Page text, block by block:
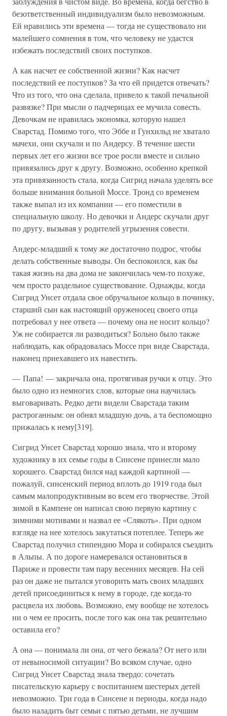
безответственный индивидуализм было невозможным.
Ей нравились эти времена — тогда не существовало ни
малейшего сомнения в том, что человеку не удастся
избежать последствий своих поступков.
А как насчет ее собственной жизни? Как насчет
последствий ее поступков? За что ей придется отвечать?
Что из того, что она сделала, привело к такой печальной
развязке? При мысли о падчерицах ее мучила совесть.
Девочкам не нравилась экономка, которую нашел
Сварстад. Помимо того, что Эббе и Гунхильд не хватало
мачехи, они скучали и по Андерсу. В течение шести
первых лет его жизни все трое росли вместе и сильно
привязались друг к другу. Возможно, особенно крепкой
эта привязанность стала, когда Сигрид начала уделять все
больше внимания больной Моссе. Тронд со временем
также выпал из их компании — его поместили в
специальную школу. Но девочки и Андерс скучали друг
по другу, вызывая у родителей угрызения совести.
Андерс-младший к тому же достаточно подрос, чтобы
делать собственные выводы. Он беспокоился, как бы
такая жизнь на два дома не закончилась чем-то похуже,
чем просто раздельное существование. Однажды, когда
Сигрид Унсет отдала свое обручальное кольцо в починку,
старший сын как настоящий оруженосец своего отца
потребовал у нее ответа — почему она не носит кольцо?
Уж не собирается ли разводиться? Больно было также
наблюдать, как обрадовалась Моссе при виде Сварстада,
наконец приехавшего их навестить.
— Папа! — закричала она, протягивая ручки к отцу. Это
было одно из немногих слов, которые она научилась
выговаривать. Редко дети видели Сварстада таким
растроганным: он обнял младшую дочь, а та беспомощно
прижалась к нему[319].
Сигрид Унсет Сварстад хорошо знала, что и второму
художнику в их семье годы в Синсене принесли мало
хорошего. Сварстад бился над каждой картиной —
пожалуй, синсенский период вплоть до 1919 года был
самым малопродуктивным во всем его творчестве. Этой
зимой в Кампене он написал свою первую картину с
зимними мотивами и назвал ее «Слякоть». При одном
взгляде на нее хотелось закутаться потеплее. Теперь же
Сварстад получил стипендию Мора и собирался съездить
в Альпы. А по дороге намеревался остановиться в
Париже и провести там пару весенних месяцев. На сей
раз он даже не пытался уговорить мать своих младших
детей присоединиться к нему в городе, где когда-то
расцвела их любовь. Возможно, ему вообще не хотелось
ни о чем ее просить, после того как она так решительно
оставила его?
А она — понимала ли она, от чего бежала? От него или
от невыносимой ситуации? Во всяком случае, одно
Сигрид Унсет Сварстад знала твердо: сочетать
писательскую карьеру с воспитанием шестерых детей
невозможно. Три года в Синсене и периоды, когда надо
было наладить быт семьи с пятью детьми, не лучшим